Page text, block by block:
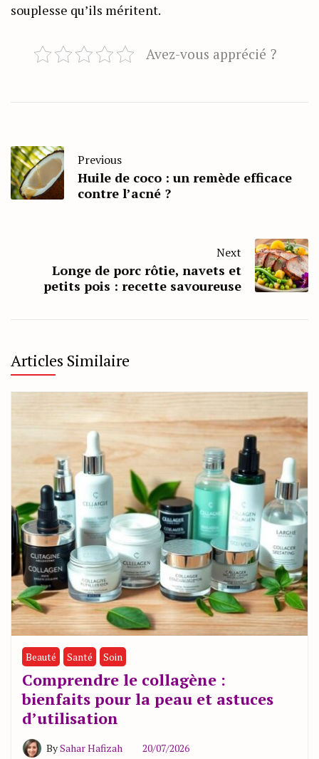
souplesse qu’ils méritent.
Avez-vous apprécié ?
Previous
Huile de coco : un remède efficace
contre l’acné ?
Next
Longe de porc rôtie, navets et
petits pois : recette savoureuse
Articles Similaire
Beauté Santé Soin
Comprendre le collagène :
bienfaits pour la peau et astuces
d’utilisation
BySahar Hafizah 20/07/2026